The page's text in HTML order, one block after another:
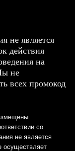
не является
действия
на
не
всех промокод
со
не является
осуществляет